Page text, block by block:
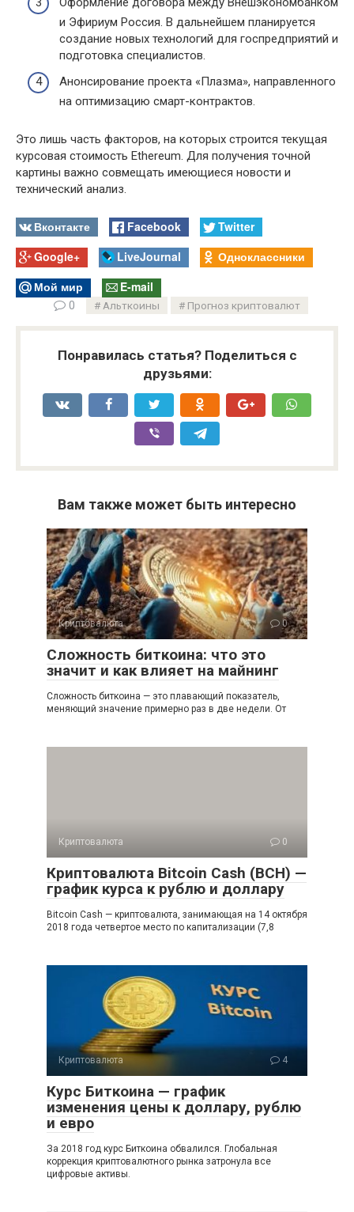
и Эфириум Россия. В дальнейшем планируется
создание новых технологий для госпредприятий и
подготовка специалистов.
Анонсирование проекта «Плазма», направленного
на оптимизацию смарт-контрактов.
Это лишь часть факторов, на которых строится текущая
курсовая стоимость Ethereum. Для получения точной
картины важно совмещать имеющиеся новости и
технический анализ.
Вконтакте Facebook
Twitter
Google+
LiveJournal
Одноклассники
Мой мир
E-mail
0 Альткоины Прогноз криптовалют
Понравилась статья? Поделиться с
друзьями:
Вам также может быть интересно
Криптовалюта 0
Сложность биткоина: что это
значит и как влияет на майнинг
Сложность биткоина — это плавающий показатель,
меняющий значение примерно раз в две недели. От
Криптовалюта 0
Криптовалюта Bitcoin Cash (BCH) —
график курса к рублю и доллару
Bitcoin Cash — криптовалюта, занимающая на 14 октября
2018 года четвертое место по капитализации (7,8
Криптовалюта 4
Курс Биткоина — график
изменения цены к доллару, рублю
и евро
За 2018 год курс Биткоина обвалился. Глобальная
коррекция криптовалютного рынка затронула все
цифровые активы.